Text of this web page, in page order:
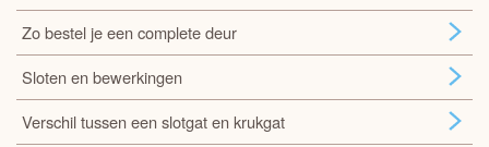
Zo bestel je een complete deur
Sloten en bewerkingen
Verschil tussen een slotgat en krukgat